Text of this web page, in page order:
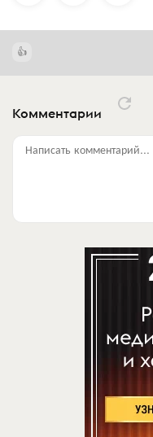
Комментарии
Написать комментарий...